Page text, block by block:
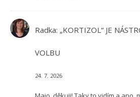
Radka: „KORTIZOL“ JE
VOLBU
24. 7. 2026